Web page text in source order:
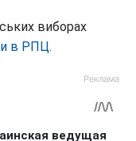
виборах
в РПЦ.